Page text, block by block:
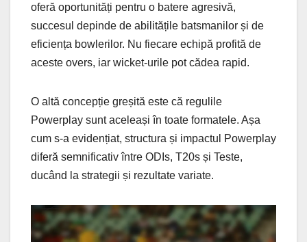
oferă oportunități pentru o batere agresivă,
succesul depinde de abilitățile batsmanilor și de
eficiența bowlerilor. Nu fiecare echipă profită de
aceste overs, iar wicket-urile pot cădea rapid.
O altă concepție greșită este că regulile
Powerplay sunt aceleași în toate formatele. Așa
cum s-a evidențiat, structura și impactul Powerplay
diferă semnificativ între ODIs, T20s și Teste,
ducând la strategii și rezultate variate.